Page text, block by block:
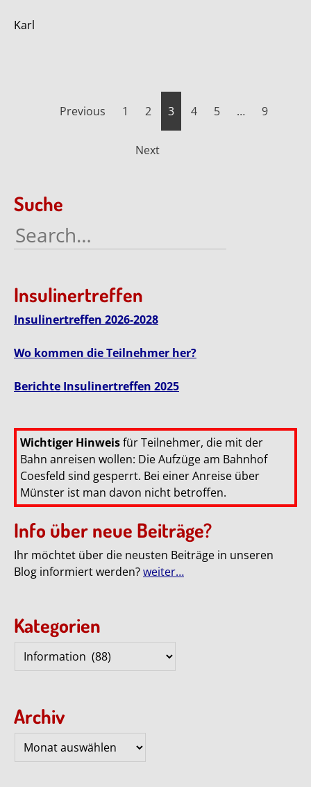
Karl
Seitennummerierung
Previous 1 2 3 4 5 … 9
Next
Suche
Search
for:
Insulinertreffen
Insulinertreffen 2026-2028
Wo kommen die Teilnehmer her?
Berichte Insulinertreffen 2025
Wichtiger Hinweisfür Teilnehmer, die mit der
Bahn anreisen wollen: Die Aufzüge am Bahnhof
Coesfeld sind gesperrt. Bei einer Anreise über
Münster ist man davon nicht betroffen.
Info über neue Beiträge?
Ihr möchtet über die neusten Beiträge in unseren
Blog informiert werden?weiter…
Kategorien
Kategorien
Archiv
Archiv